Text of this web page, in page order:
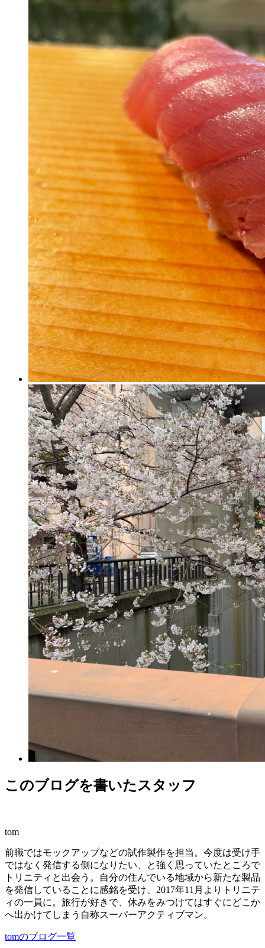
このブログを書いたスタッフ
tom
前職ではモックアップなどの試作製作を担当。今度は受け手
ではなく発信する側になりたい、と強く思っていたところで
トリニティと出会う。自分の住んでいる地域から新たな製品
を発信していることに感銘を受け、2017年11月よりトリニテ
ィの一員に。旅行が好きで、休みをみつけてはすぐにどこか
へ出かけてしまう自称スーパーアクティブマン。
tomのブログ一覧